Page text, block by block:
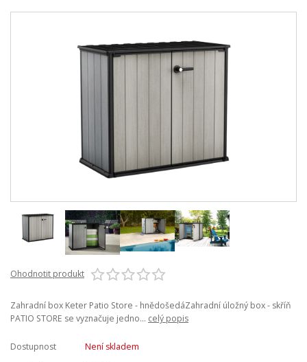
Ohodnotit produkt
Zahradní box Keter Patio Store - hnědošedáZahradní úložný box - skříň
PATIO STORE se vyznačuje jedno... celý popis
Dostupnost
Není skladem